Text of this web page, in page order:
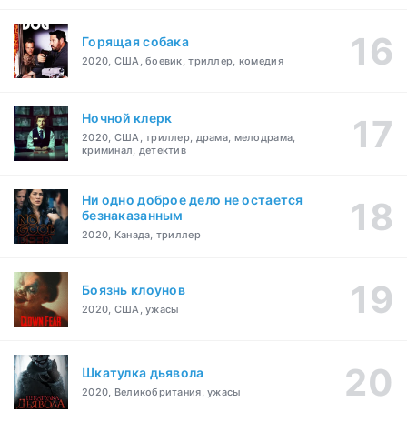
Горящая собака
2020, США, боевик, триллер, комедия
Ночной клерк
2020, США, триллер, драма, мелодрама,
криминал, детектив
Ни одно доброе дело не остается
безнаказанным
2020, Канада, триллер
Боязнь клоунов
2020, США, ужасы
Шкатулка дьявола
2020, Великобритания, ужасы